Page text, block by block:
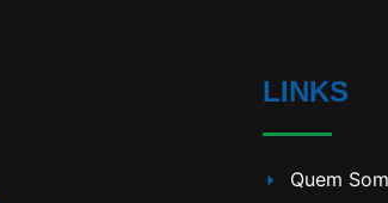
LINKS
Quem